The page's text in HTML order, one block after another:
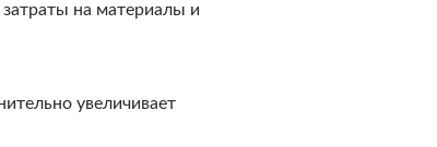
на материалы и
увеличивает